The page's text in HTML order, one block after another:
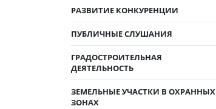
РАЗВИТИЕ КОНКУРЕНЦИИ
ПУБЛИЧНЫЕ СЛУШАНИЯ
ГРАДОСТРОИТЕЛЬНАЯ
ДЕЯТЕЛЬНОСТЬ
ЗЕМЕЛЬНЫЕ УЧАСТКИ В ОХРАННЫХ
ЗОНАХ